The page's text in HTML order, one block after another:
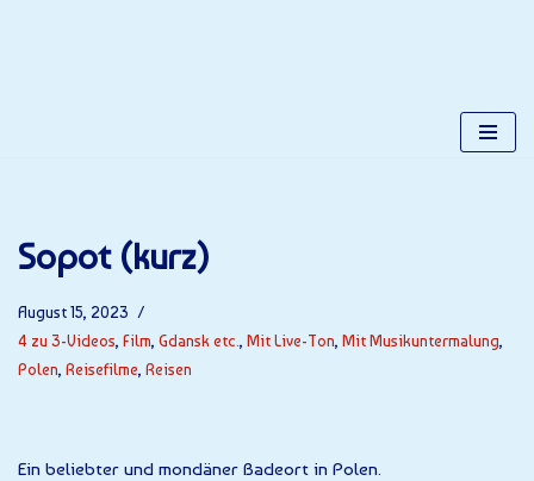
Sopot (kurz)
August 15, 2023
4 zu 3-Videos, Film, Gdansk etc. , Mit Live-Ton, Mit Musikuntermalung,
Polen, Reisefilme, Reisen
Ein beliebter und mondäner Badeort in Polen.